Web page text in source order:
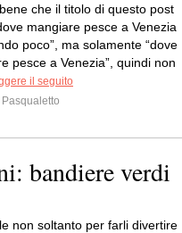
che il titolo di questo post
mangiare pesce a Venezia
poco”, ma solamente “dove
pesce a Venezia”, quindi non
il seguito
Pasqualetto
bandiere verdi
non soltanto per farli divertire